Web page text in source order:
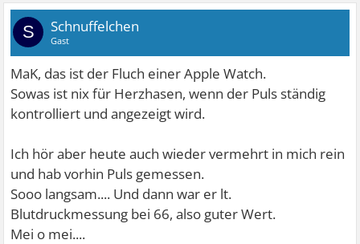
S Schnuffelchen
Gast
MaK, das ist der Fluch einer Apple Watch.
Sowas ist nix für Herzhasen, wenn der Puls ständig
kontrolliert und angezeigt wird.
Ich hör aber heute auch wieder vermehrt in mich rein
und hab vorhin Puls gemessen.
Sooo langsam.... Und dann war er lt.
Blutdruckmessung bei 66, also guter Wert.
Mei o mei....